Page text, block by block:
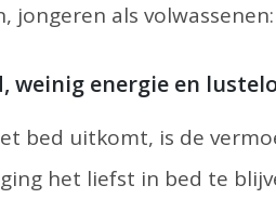
jongeren als volwassenen:
weinig energie en
bed uitkomt, is de
het liefst in bed te